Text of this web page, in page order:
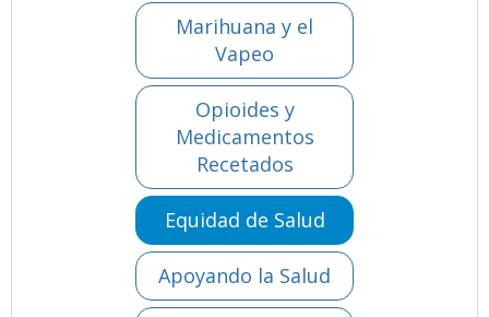
Marihuana y el
Vapeo
Opioides y
Medicamentos
Recetados
Equidad de Salud
Apoyando la Salud